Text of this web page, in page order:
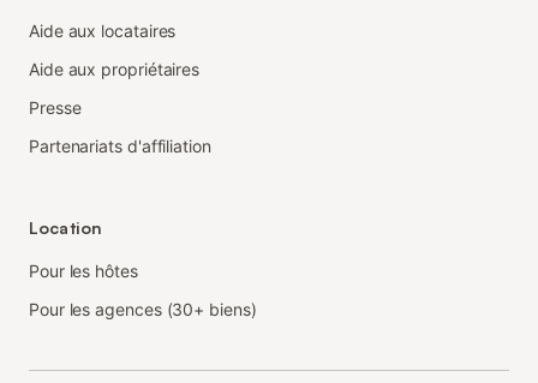
Aide aux locataires
Aide aux propriétaires
Presse
Partenariats d'affiliation
Location
Pour les hôtes
Pour les agences (30+ biens)